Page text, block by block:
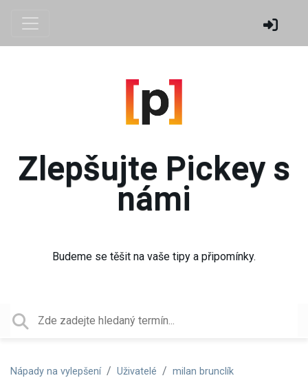
Zlepšujte Pickey s
námi
Budeme se těšit na vaše tipy a připomínky.
Nápady na vylepšení Uživatelé milan brunclík